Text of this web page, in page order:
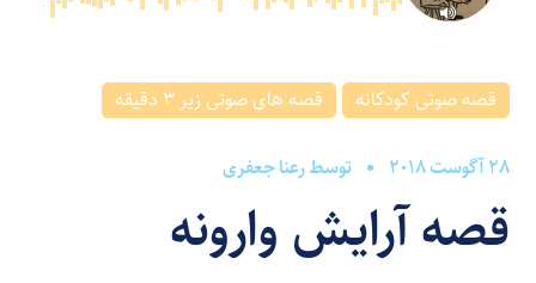
قصه صوتی کودکانه قصه های صوتی زیر 3 دقیقه
28 آگوست 2018 توسطرعنا جعفری
قصه آرایش وارونه